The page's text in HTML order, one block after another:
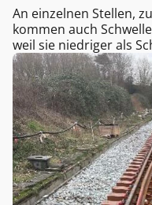
An einzelnen Stellen,
kommen auch
weil sie niedriger als